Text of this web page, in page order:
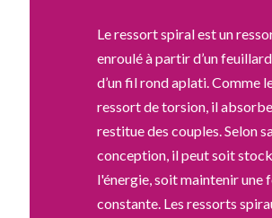
Le ressort spiral est un
enroulé à partir d’un
d’un fil rond aplati. Comme
ressort de torsion, il
restitue des couples. Selon
conception, il peut soit
l'énergie, soit maintenir une
constante. Les ressorts